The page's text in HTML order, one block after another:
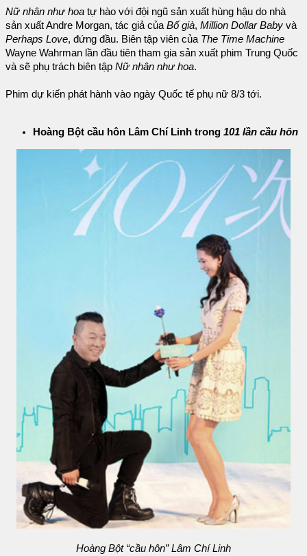
Nữ nhân như hoa tự hào với đội ngũ sản xuất hùng hậu do nhà
sản xuất Andre Morgan, tác giả củaBố già, Million Dollar Baby và
Perhaps Love, đứng đầu. Biên tập viên của The Time Machine
Wayne Wahrman lần đầu tiên tham gia sản xuất phim Trung Quốc
và sẽ phụ trách biên tập Nữ nhân như hoa.
Phim dự kiến phát hành vào ngày Quốc tế phụ nữ 8/3 tới.
Hoàng Bột cầu hôn Lâm Chí Linh trong 101 lần cầu hôn
Hoàng Bột “cầu hôn” Lâm Chí Linh